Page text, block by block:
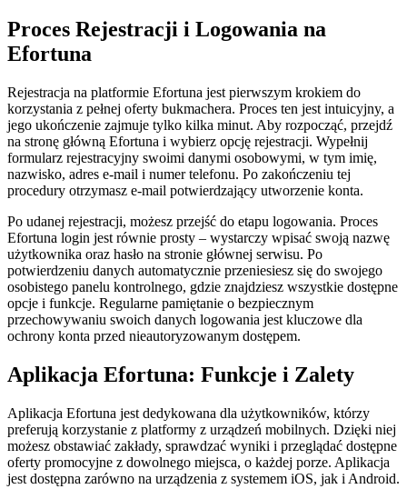
Proces Rejestracji i Logowania na
Efortuna
Rejestracja na platformie Efortuna jest pierwszym krokiem do
korzystania z pełnej oferty bukmachera. Proces ten jest intuicyjny, a
jego ukończenie zajmuje tylko kilka minut. Aby rozpocząć, przejdź
na stronę główną Efortuna i wybierz opcję rejestracji. Wypełnij
formularz rejestracyjny swoimi danymi osobowymi, w tym imię,
nazwisko, adres e-mail i numer telefonu. Po zakończeniu tej
procedury otrzymasz e-mail potwierdzający utworzenie konta.
Po udanej rejestracji, możesz przejść do etapu logowania. Proces
Efortuna login jest równie prosty – wystarczy wpisać swoją nazwę
użytkownika oraz hasło na stronie głównej serwisu. Po
potwierdzeniu danych automatycznie przeniesiesz się do swojego
osobistego panelu kontrolnego, gdzie znajdziesz wszystkie dostępne
opcje i funkcje. Regularne pamiętanie o bezpiecznym
przechowywaniu swoich danych logowania jest kluczowe dla
ochrony konta przed nieautoryzowanym dostępem.
Aplikacja Efortuna: Funkcje i Zalety
Aplikacja Efortuna jest dedykowana dla użytkowników, którzy
preferują korzystanie z platformy z urządzeń mobilnych. Dzięki niej
możesz obstawiać zakłady, sprawdzać wyniki i przeglądać dostępne
oferty promocyjne z dowolnego miejsca, o każdej porze. Aplikacja
jest dostępna zarówno na urządzenia z systemem iOS, jak i Android.